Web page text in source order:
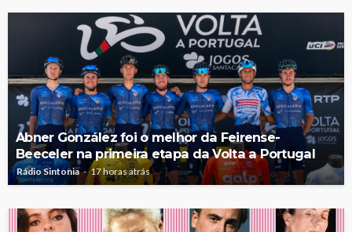
Abner González foi o melhor da Feirense-
Beeceler na primeira etapa da Volta a Portugal
Rádio Sintonia 17 horas atrás